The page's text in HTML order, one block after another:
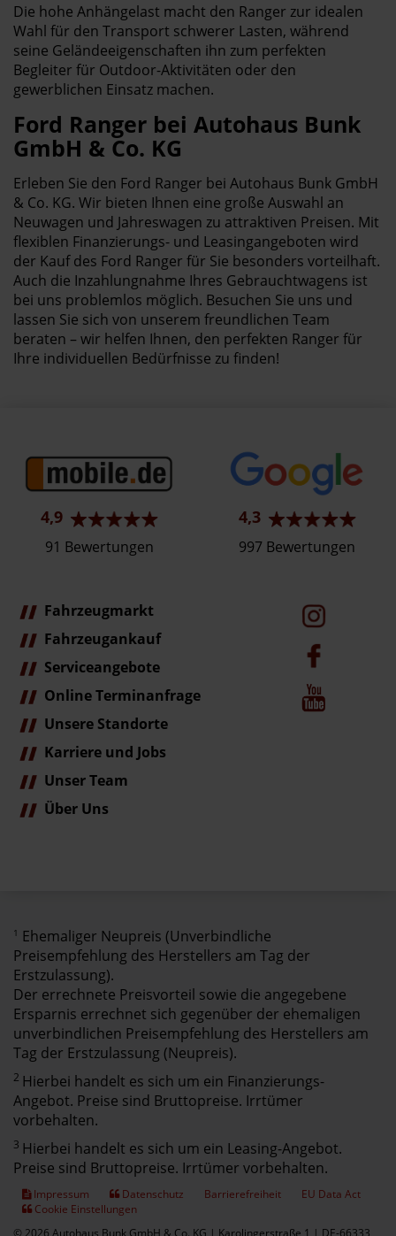
Die hohe Anhängelast macht den Ranger zur idealen
Wahl für den Transport schwerer Lasten, während
seine Geländeeigenschaften ihn zum perfekten
Begleiter für Outdoor-Aktivitäten oder den
gewerblichen Einsatz machen.
Ford Ranger bei Autohaus Bunk
GmbH & Co. KG
Erleben Sie den Ford Ranger bei Autohaus Bunk GmbH
& Co. KG. Wir bieten Ihnen eine große Auswahl an
Neuwagen und Jahreswagen zu attraktiven Preisen. Mit
flexiblen Finanzierungs- und Leasingangeboten wird
der Kauf des Ford Ranger für Sie besonders vorteilhaft.
Auch die Inzahlungnahme Ihres Gebrauchtwagens ist
bei uns problemlos möglich. Besuchen Sie uns und
lassen Sie sich von unserem freundlichen Team
beraten – wir helfen Ihnen, den perfekten Ranger für
Ihre individuellen Bedürfnisse zu finden!
4,9
91 Bewertungen
4,3
997 Bewertungen
Fahrzeugmarkt
Fahrzeugankauf
Serviceangebote
Online Terminanfrage
Unsere Standorte
Karriere und Jobs
Unser Team
Über Uns
1 Ehemaliger Neupreis (Unverbindliche
Preisempfehlung des Herstellers am Tag der
Erstzulassung).
Der errechnete Preisvorteil sowie die angegebene
Ersparnis errechnet sich gegenüber der ehemaligen
unverbindlichen Preisempfehlung des Herstellers am
Tag der Erstzulassung (Neupreis).
2 Hierbei handelt es sich um ein Finanzierungs-
Angebot. Preise sind Bruttopreise. Irrtümer
vorbehalten.
3 Hierbei handelt es sich um ein Leasing-Angebot.
Preise sind Bruttopreise. Irrtümer vorbehalten.
Impressum Datenschutz Barrierefreiheit
EU Data Act
Cookie Einstellungen